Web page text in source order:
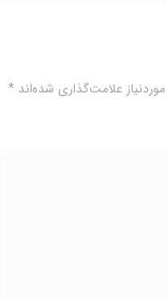
علامت‌گذاری شده‌اند *